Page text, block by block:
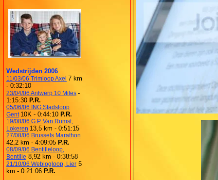
Wedstrijden 2006
11/03/06 Trimloop Axel 7 km
- 0:32:10
23/04/06 Antwerp 10 Miles -
1:15:30 P.R.
05/06/06 ING Stadsloop
Gent 10K - 0:44:10 P.R.
19/08/06 G.P. Van Rumst,
Lokeren 13,5 km - 0:51:15
27/08/06 Brussels Marathon
42,2 km - 4:09:05 P.R.
08/09/06 Bentilleloop,
Bentille 8,92 km - 0:38:58
21/10/06 Weblogloop, Lier 5
km - 0:21:06 P.R.